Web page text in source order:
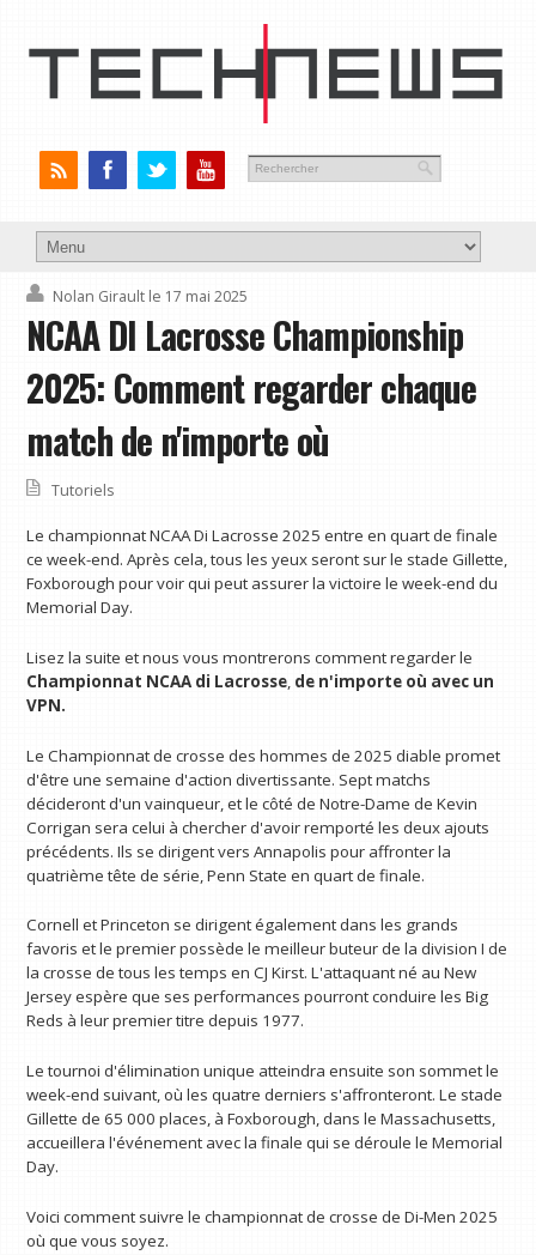
Nolan Girault le 17 mai 2025
NCAA DI Lacrosse Championship
2025: Comment regarder chaque
match de n'importe où
Tutoriels
Le championnat NCAA Di Lacrosse 2025 entre en quart de finale
ce week-end. Après cela, tous les yeux seront sur le stade Gillette,
Foxborough pour voir qui peut assurer la victoire le week-end du
Memorial Day.
Lisez la suite et nous vous montrerons comment regarder le
Championnat NCAA di Lacrosse, de n'importe où avec un
VPN.
Le Championnat de crosse des hommes de 2025 diable promet
d'être une semaine d'action divertissante. Sept matchs
décideront d'un vainqueur, et le côté de Notre-Dame de Kevin
Corrigan sera celui à chercher d'avoir remporté les deux ajouts
précédents. Ils se dirigent vers Annapolis pour affronter la
quatrième tête de série, Penn State en quart de finale.
Cornell et Princeton se dirigent également dans les grands
favoris et le premier possède le meilleur buteur de la division I de
la crosse de tous les temps en CJ Kirst. L'attaquant né au New
Jersey espère que ses performances pourront conduire les Big
Reds à leur premier titre depuis 1977.
Le tournoi d'élimination unique atteindra ensuite son sommet le
week-end suivant, où les quatre derniers s'affronteront. Le stade
Gillette de 65 000 places, à Foxborough, dans le Massachusetts,
accueillera l'événement avec la finale qui se déroule le Memorial
Day.
Voici comment suivre le championnat de crosse de Di-Men 2025
où que vous soyez.